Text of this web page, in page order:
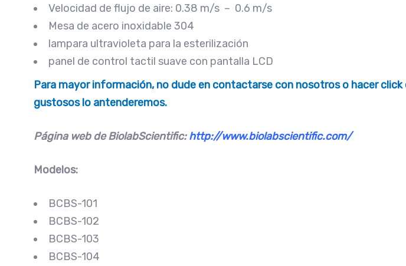
Velocidad de flujo de aire: 0.38 m/s – 0.6 m/s
Mesa de acero inoxidable 304
lampara ultravioleta para la esterilización
panel de control tactil suave con pantalla LCD
Para mayor información, no dude en contactarse con nosotros o hacer
gustosos lo antenderemos.
Página web de BiolabScientific:http://www.biolabscientific.com/
Modelos:
BCBS-101
BCBS-102
BCBS-103
BCBS-104